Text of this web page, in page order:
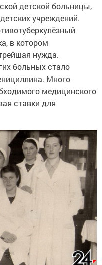
детской больницы,
учреждений.
в котором
нужда.
больных стало
Много
медицинского
ставки для